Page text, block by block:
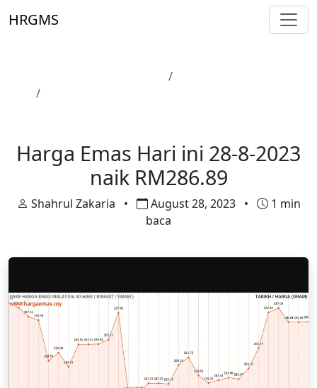
HRGMS
Harga Emas Hari ini 28-8-2023
naik RM286.89
Shahrul Zakaria • August 28, 2023 •
1 min
baca